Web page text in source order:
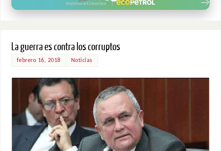
La guerra es contra los corruptos
febrero 16, 2018 Noticias